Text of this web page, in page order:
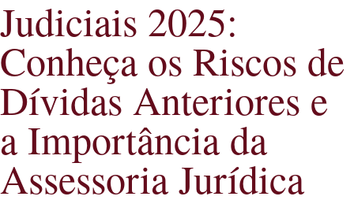
Judiciais 2025:
Conheça os Riscos de
Dívidas Anteriores e
a Importância da
Assessoria Jurídica